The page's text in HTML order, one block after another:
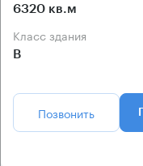
6320 кв.м
Класс здания
B
Позвонить